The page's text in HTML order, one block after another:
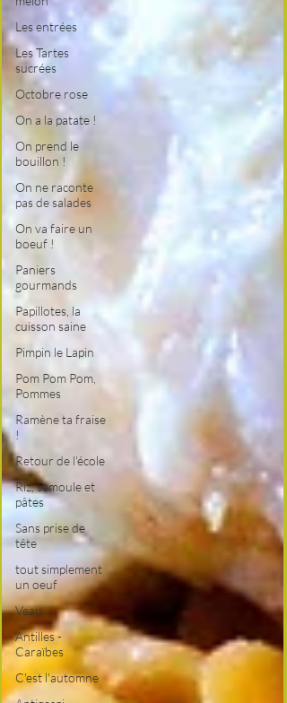
Les entrées
Les Tartes
sucrées
Octobre rose
On a la patate !
On prend le
bouillon !
On ne raconte
pas de salades
On va faire un
boeuf !
Paniers
gourmands
Papillotes, la
cuisson saine
Pimpin le Lapin
Pom Pom Pom,
Pommes
Ramène ta fraise
!
Retour de l'école
Riz, semoule et
pâtes
Sans prise de
tête
tout simplement
un oeuf
Veau
Antilles -
Caraïbes
C'est l'automne